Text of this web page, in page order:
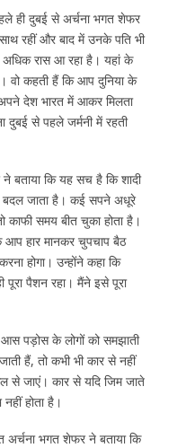
ही दुबई से अर्चना भगत शेफर
रहीं और बाद में उनके पति भी
रास आ रहा है। यहां के
वो कहती हैं कि आप दुनिया के
देश भारत में आकर मिलता
दुबई से पहले जर्मनी में रहती
बताया कि यह सच है कि शादी
जाता है। कई सपने अधूरे
समय बीत चुका होता है।
हार मानकर चुपचाप बैठ
होगा। उन्होंने कहा कि
पैशन रहा। मैंने इसे पूरा
पड़ोस के लोगों को समझाती
हैं, तो कभी भी कार से नहीं
से जाएं। कार से यदि जिम जाते
होता है।
भगत शेफर ने बताया कि